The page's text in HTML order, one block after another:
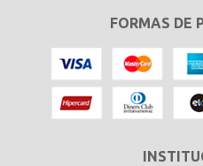
FORMAS DE